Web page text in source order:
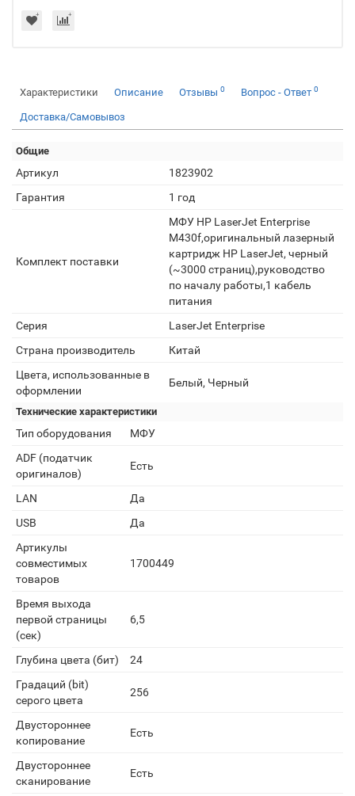
Характеристики Описание Отзывы 0 Вопрос - Ответ 0
Доставка/Самовывоз
Общие
Артикул
1823902
Гарантия
1 год
Комплект поставки
МФУ HP LaserJet Enterprise
M430f,оригинальный лазерный
картридж HP LaserJet, черный
(~3000 страниц),руководство
по началу работы,1 кабель
питания
Серия
LaserJet Enterprise
Страна производитель
Китай
Цвета, использованные в
оформлении
Белый, Черный
Технические характеристики
Тип оборудования
МФУ
ADF (податчик
оригиналов)
Есть
LAN
Да
USB
Да
Артикулы
совместимых
товаров
1700449
Время выхода
первой страницы
(сек)
6,5
Глубина цвета (бит)
24
Градаций (bit)
серого цвета
256
Двустороннее
копирование
Есть
Двустороннее
сканирование
Есть